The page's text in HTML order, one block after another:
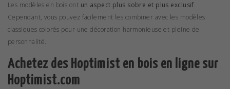
Les modèles en bois ont un aspect plus sobre et plus exclusif.
Cependant, vous pouvez facilement les combiner avec les modèles
classiques colorés pour une décoration harmonieuse et pleine de
personnalité.
Achetez des Hoptimist en bois en ligne sur
Hoptimist.com